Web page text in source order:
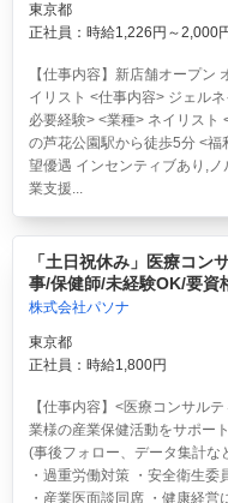
東京都
正社員：時給1,226円～2,000
【仕事内容】新店舗オープン
イリスト <仕事内容> ジェル
必要経験> <業種> ネイリスト
の芦花公園駅から徒歩5分 <
望優遇 インセンティブあり,
業支援...
「土日祝休み」医療コン
事/保健師/未経験OK/要資
株式会社パソナ
東京都
正社員：時給1,800円
【仕事内容】<医療コンサル
業様の産業保健活動をサポー
(事後フォロー、データ集計な
・過重労働対策 ・安全衛生
・産業医面談同席 ・健康経